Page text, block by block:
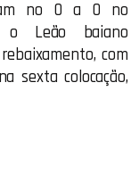
no 0 a 0 no
o Leão baiano
com
sexta colocação,